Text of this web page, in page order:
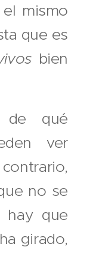
mismo
que es
bien
de qué
ver
no se
hay que
girado,